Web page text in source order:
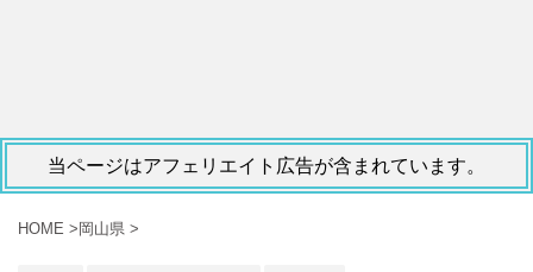
当ページはアフェリエイト広告が含まれています。
HOME >岡山県 >